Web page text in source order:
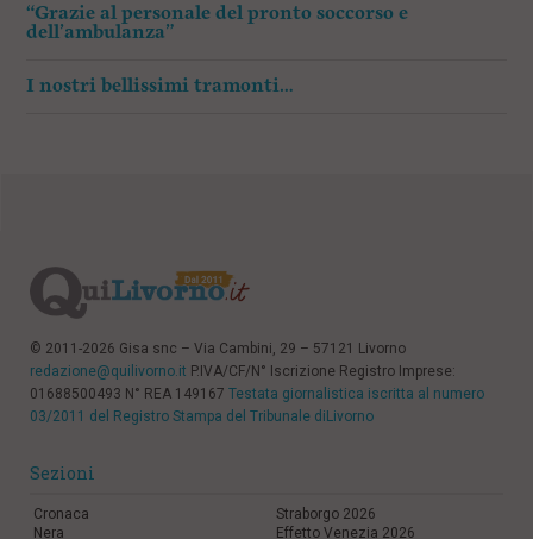
“Grazie al personale del pronto soccorso e
dell’ambulanza”
I nostri bellissimi tramonti…
© 2011-2026 Gisa snc – Via Cambini, 29 – 57121 Livorno
redazione@quilivorno.it P.IVA/CF/N° Iscrizione Registro Imprese:
01688500493 N° REA 149167 Testata giornalistica iscritta al numero
03/2011 del Registro Stampa del Tribunale diLivorno
Sezioni
Cronaca
Nera
Straborgo 2026
Effetto Venezia 2026